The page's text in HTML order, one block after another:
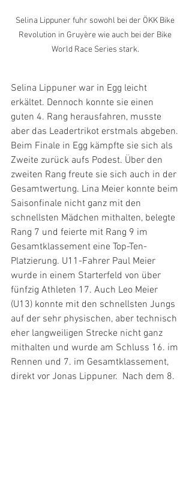
Selina Lippuner fuhr sowohl bei der ÖKK Bike
Revolution in Gruyère wie auch bei der Bike
World Race Series stark.
Selina Lippuner war in Egg leicht
erkältet. Dennoch konnte sie einen
guten 4. Rang herausfahren, musste
aber das Leadertrikot erstmals abgeben.
Beim Finale in Egg kämpfte sie sich als
Zweite zurück aufs Podest. Über den
zweiten Rang freute sie sich auch in der
Gesamtwertung. Lina Meier konnte beim
Saisonfinale nicht ganz mit den
schnellsten Mädchen mithalten, belegte
Rang 7 und feierte mit Rang 9 im
Gesamtklassement eine Top-Ten-
Platzierung. U11-Fahrer Paul Meier
wurde in einem Starterfeld von über
fünfzig Athleten 17. Auch Leo Meier
(U13) konnte mit den schnellsten Jungs
auf der sehr physischen, aber technisch
eher langweiligen Strecke nicht ganz
mithalten und wurde am Schluss 16. im
Rennen und 7. im Gesamtklassement,
direkt vor Jonas Lippuner.  Nach dem 8.